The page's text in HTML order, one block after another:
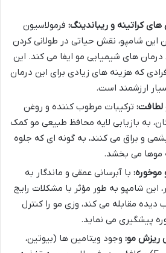
کراتینه و ریباندینگ: فرمولاسیون
این شامپو، نقش حیاتی در طولانی کردن
درمان های شیمیایی مو ایفا می کند. این
که هزینه های زیادی برای این درمان
ارزشمند است.
لطافت: ترکیبات مرطوب کننده و روغن
به بازیابی لایه محافظ طبیعی مو کمک
و براق می کنند، به گونه ای که جلوه
موها می بخشد.
با آبرسانی عمقی و ماندگار به
شامپو به طور مؤثر با مشکلات رایج
مقابله می کند، وزی مو را کنترل
پیشگیری می نماید.
ریزش مو: وجود ویتامین ها (بیوتین،